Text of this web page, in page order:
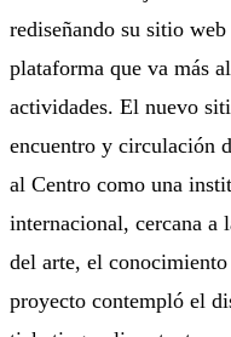
rediseñando su sitio
plataforma que va más
actividades. El nuevo
encuentro y circulación
al Centro como una
internacional, cercana a
del arte, el
proyecto contempló el